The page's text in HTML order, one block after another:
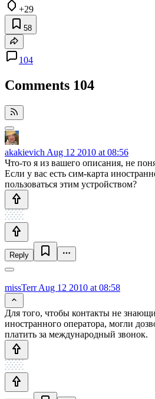
+29
58
104
Comments 104
akakievich Aug 12 2010 at 08:56
Что-то я из вашего описания, не
Если у вас есть сим-карта
пользоваться этим устройством?
Reply
missTerrAug 12 2010 at 08:58
Для того, чтобы контакты не
иностранного оператора, могли
платить за международный звонок.